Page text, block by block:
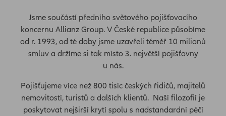
Jsme součástí předního světového pojišťovacího
koncernu Allianz Group. V České republice působíme
od r. 1993, od té doby jsme uzavřeli téměř 10 milionů
smluv a držíme si tak místo 3. největší pojišťovny
u nás.
Pojišťujeme více než 800 tisíc českých řidičů, majitelů
nemovitostí, turistů a dalších klientů. Naší filozofií je
poskytovat nejširší krytí spolu s nadstandardní péčí